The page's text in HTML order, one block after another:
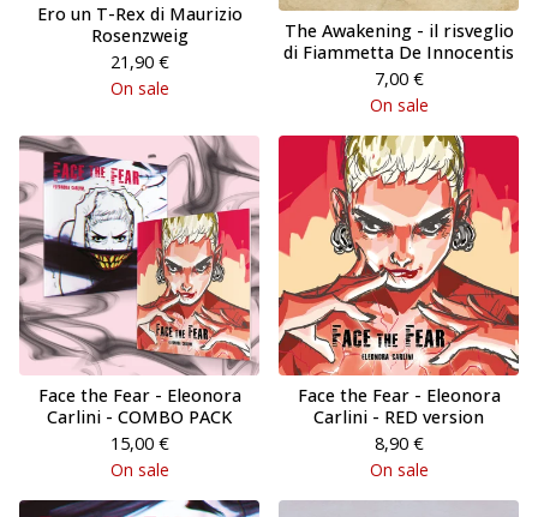
Ero un T-Rex di Maurizio
Rosenzweig
21,90 €
On sale
The Awakening - il risveglio
di Fiammetta De Innocentis
7,00 €
On sale
Face the Fear - Eleonora
Carlini - COMBO PACK
15,00 €
On sale
Face the Fear - Eleonora
Carlini - RED version
8,90 €
On sale